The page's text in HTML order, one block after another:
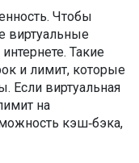
Чтобы
виртуальные
Такие
и лимит, которые
Если виртуальная
на
кэш‑бэка,